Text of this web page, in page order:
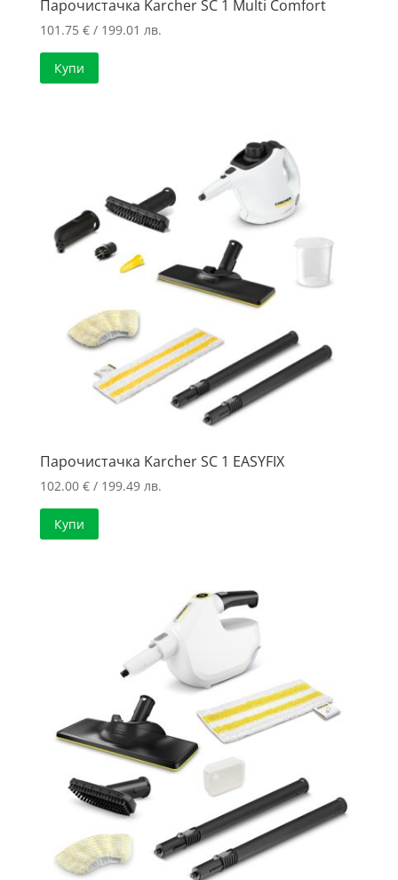
Парочистачка Karcher SC 1 Multi Comfort
101.75 €/ 199.01 лв.
Купи
Парочистачка Karcher SC 1 EASYFIX
102.00 €/ 199.49 лв.
Купи